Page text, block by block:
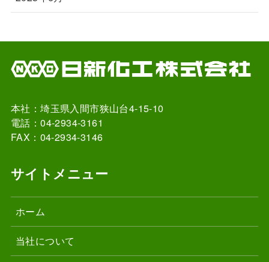
本社：埼玉県入間市狭山台4-15-10
電話：04-2934-3161
FAX：04-2934-3146
サイトメニュー
ホーム
当社について